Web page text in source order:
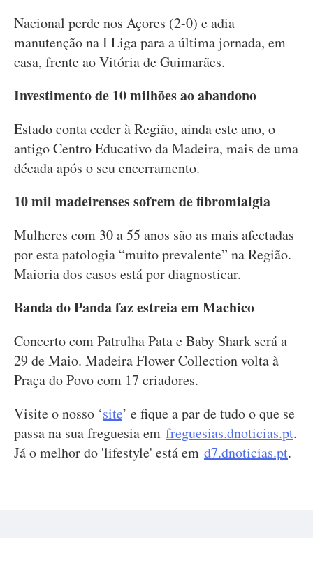
Nacional perde nos Açores (2-0) e adia
manutenção na I Liga para a última jornada, em
casa, frente ao Vitória de Guimarães.
Investimento de 10 milhões ao abandono
Estado conta ceder à Região, ainda este ano, o
antigo Centro Educativo da Madeira, mais de uma
década após o seu encerramento.
10 mil madeirenses sofrem de fibromialgia
Mulheres com 30 a 55 anos são as mais afectadas
por esta patologia “muito prevalente” na Região.
Maioria dos casos está por diagnosticar.
Banda do Panda faz estreia em Machico
Concerto com Patrulha Pata e Baby Shark será a
29 de Maio. Madeira Flower Collection volta à
Praça do Povo com 17 criadores.
Visite o nosso ‘site’ e fique a par de tudo o que se
passa na sua freguesia em freguesias.dnoticias.pt.
Já o melhor do 'lifestyle' está em d7.dnoticias.pt.